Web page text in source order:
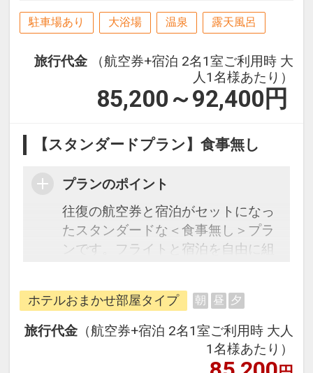
駐車場あり 大浴場 温泉 露天風呂
旅行代金
（航空券+宿泊 2名1室ご利用時 大
人1名様あたり）
85,200～92,400 円
【スタンダードプラン】食事無し
プランのポイント
往復の航空券と宿泊がセットになっ
たスタンダードな＜食事無し＞プラ
ンです。フライトと宿泊を自由に組
ージだから、一都市滞在はもちろん
周遊旅行にも最適！
旅行期間中の1泊だけの宿泊や延
泊・飛び泊なども自由自在です。
フライトは、安心のJAL（または
ホテルおまかせ部屋タイプ 朝 昼 夕
旅行代金 （航空券+宿泊 2名1室ご利用時 大人
1名様あたり）